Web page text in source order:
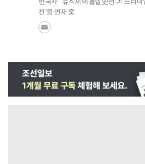
전'을 연재 중.